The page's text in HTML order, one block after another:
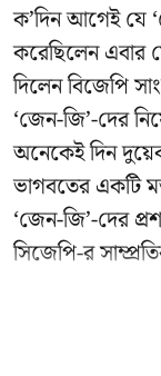
ক’দিন আগেই যে
করেছিলেন এবার
দিলেন বিজেপি
‘জেন-জি’-দের
অনেকেই দিন
ভাগবতের একটি
‘জেন-জি’-দের
সিজেপি-র